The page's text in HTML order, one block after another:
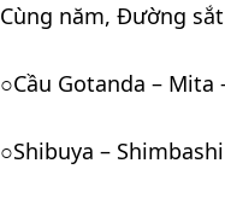
Cùng năm, Đường
○Cầu Gotanda –
○Shibuya –